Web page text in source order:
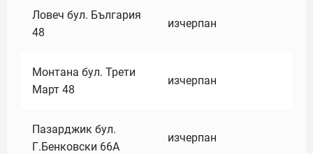
Ловеч бул. България
48
изчерпан
Монтана бул. Трети
Март 48
изчерпан
Пазарджик бул.
Г.Бенковски 66А
изчерпан